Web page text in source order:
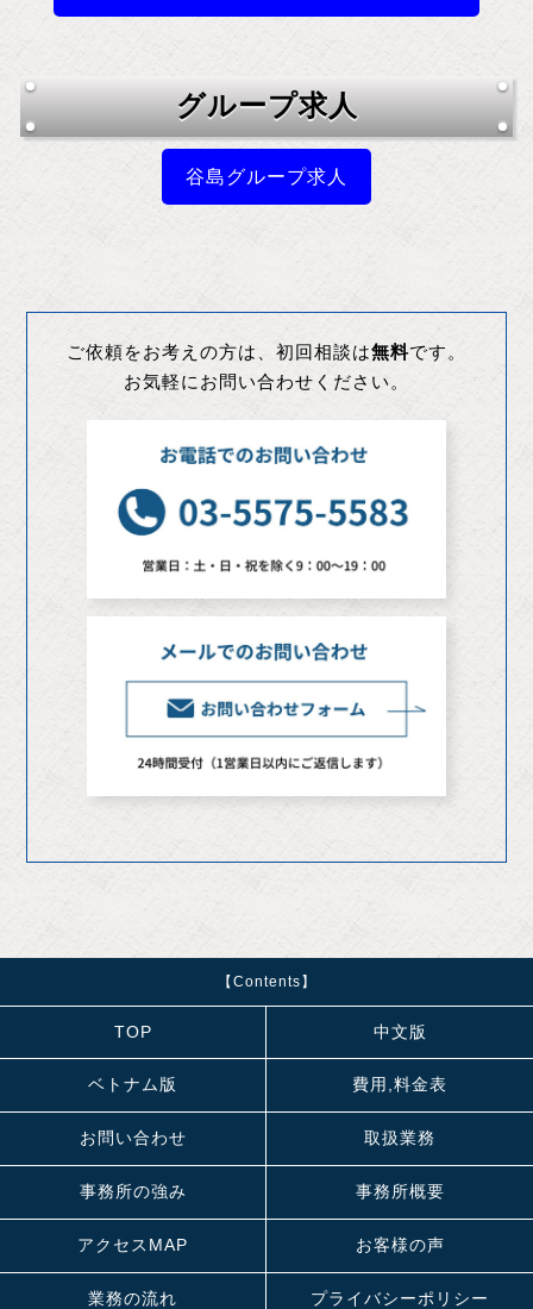
グループ求人
谷島グループ求人
ご依頼をお考えの方は、初回相談は無料です。
お気軽にお問い合わせください。
【Contents】
TOP 中文版
ベトナム版 費用,料金表
お問い合わせ 取扱業務
事務所の強み 事務所概要
アクセスMAP お客様の声
業務の流れ プライバシーポリシー